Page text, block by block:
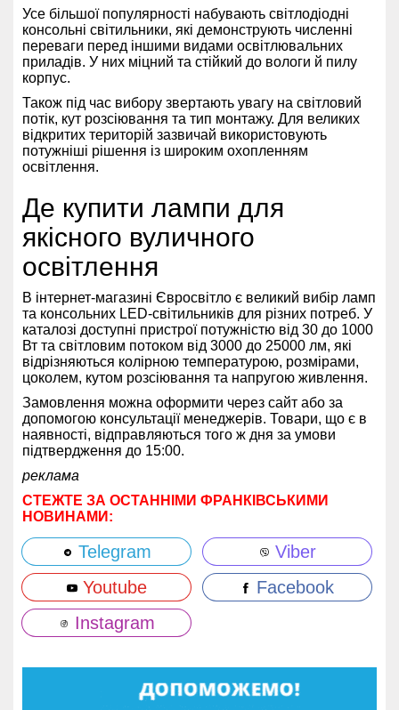
Усе більшої популярності набувають світлодіодні
консольні світильники, які демонструють численні
переваги перед іншими видами освітлювальних
приладів. У них міцний та стійкий до вологи й пилу
корпус.
Також під час вибору звертають увагу на світловий
потік, кут розсіювання та тип монтажу. Для великих
відкритих територій зазвичай використовують
потужніші рішення із широким охопленням
освітлення.
Де купити лампи для
якісного вуличного
освітлення
В інтернет-магазині Євросвітло є великий вибір ламп
та консольних LED-світильників для різних потреб. У
каталозі доступні пристрої потужністю від 30 до 1000
Вт та світловим потоком від 3000 до 25000 лм, які
відрізняються колірною температурою, розмірами,
цоколем, кутом розсіювання та напругою живлення.
Замовлення можна оформити через сайт або за
допомогою консультації менеджерів. Товари, що є в
наявності, відправляються того ж дня за умови
підтвердження до 15:00.
реклама
СТЕЖТЕ ЗА ОСТАННІМИ ФРАНКІВСЬКИМИ
НОВИНАМИ:
Telegram
Viber
Youtube
Facebook
Instagram